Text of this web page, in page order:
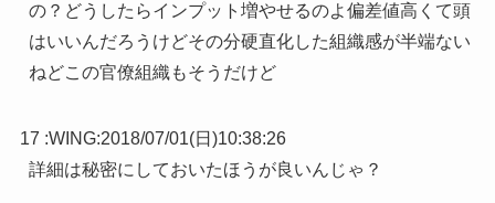
の？どうしたらインプット増やせるのよ偏差値高くて頭
はいいんだろうけどその分硬直化した組織感が半端ない
ねどこの官僚組織もそうだけど
17 :WING:2018/07/01(日)10:38:26
詳細は秘密にしておいたほうが良いんじゃ？